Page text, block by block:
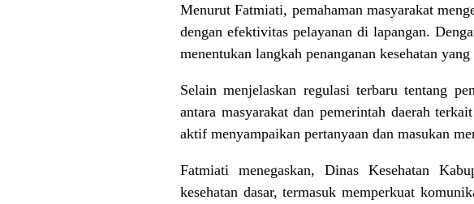
Menurut Fatmiati, pemahaman masyarakat
dengan efektivitas pelayanan di lapangan.
menentukan langkah penanganan kesehatan
Selain menjelaskan regulasi terbaru tentang
antara masyarakat dan pemerintah daerah
aktif menyampaikan pertanyaan dan masukan
Fatmiati menegaskan, Dinas Kesehatan
kesehatan dasar, termasuk memperkuat